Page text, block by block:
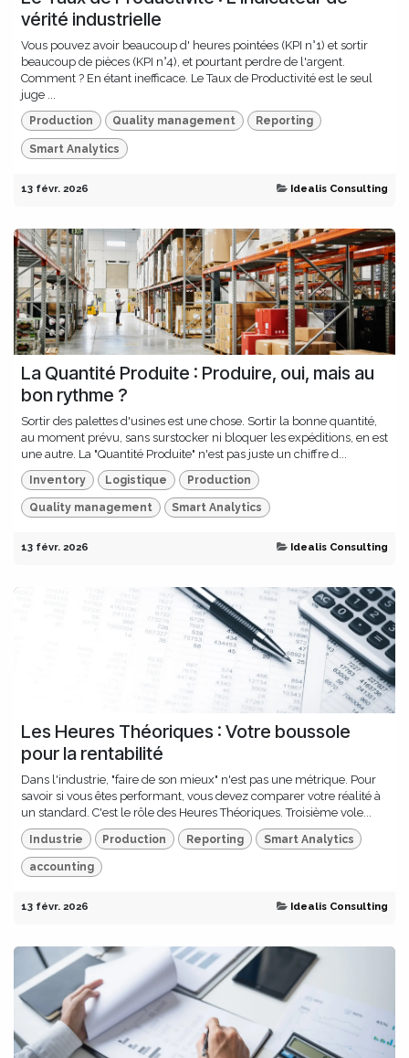
vérité industrielle
Vous pouvez avoir beaucoup d' heures pointées (KPI n°1) et sortir
beaucoup de pièces (KPI n°4), et pourtant perdre de l'argent.
Comment ? En étant inefficace. Le Taux de Productivité est le seul
juge ...
Production Quality management Reporting
Smart Analytics
13 févr. 2026 Idealis Consulting
La Quantité Produite : Produire, oui, mais au
bon rythme ?
Sortir des palettes d'usines est une chose. Sortir la bonne quantité,
au moment prévu, sans surstocker ni bloquer les expéditions, en est
une autre. La "Quantité Produite" n'est pas juste un chiffre d...
Inventory Logistique Production
Quality management Smart Analytics
13 févr. 2026 Idealis Consulting
Les Heures Théoriques : Votre boussole
pour la rentabilité
Dans l'industrie, "faire de son mieux" n'est pas une métrique. Pour
savoir si vous êtes performant, vous devez comparer votre réalité à
un standard. C'est le rôle des Heures Théoriques. Troisième vole...
Industrie Production Reporting Smart Analytics
accounting
13 févr. 2026 Idealis Consulting